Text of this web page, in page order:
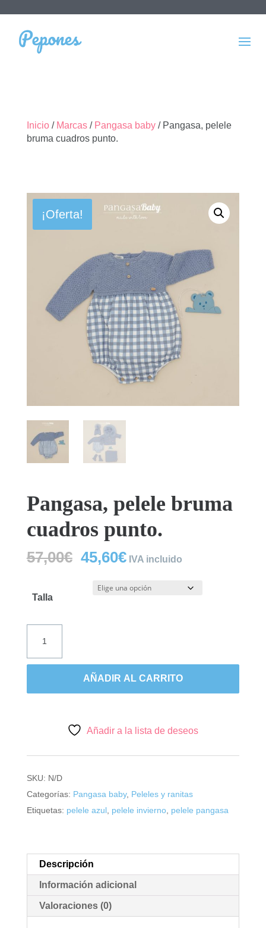
Inicio/ Marcas/ Pangasa baby/ Pangasa, pelele
bruma cuadros punto.
¡Oferta!
Pangasa, pelele bruma
cuadros punto.
57,00€ El
precio
original
era:
45,60€El
actual
es:
IVA incluido
Talla
pelele
bruma
cantidad
AÑADIR AL CARRITO
Añadir a la lista de deseos
SKU: N/D
Categorías: Pangasa baby, Peleles y ranitas
Etiquetas: pelele azul, pelele invierno, pelele pangasa
Descripción
Información adicional
Valoraciones (0)